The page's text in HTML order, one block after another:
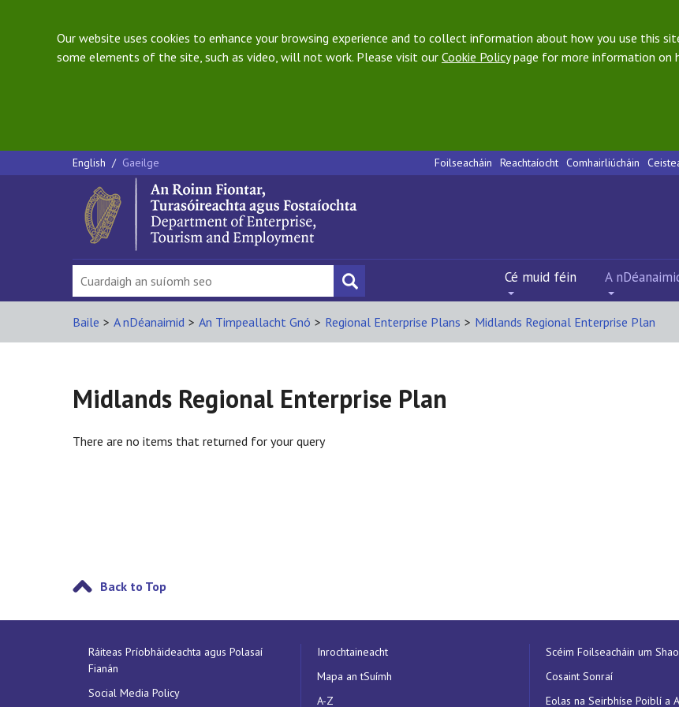
Our website uses cookies to enhance your browsing experience and to collect information about how you use this
some elements of the site, such as video, will not work. Please visit our Cookie Policypage for more information on
English / Gaeilge Foilseacháin Reachtaíocht Comhairliúcháin
Cé muid féin A
Baile > A nDéanaimid > An Timpeallacht Gnó > Regional Enterprise Plans > Midlands Regional Enterprise Plan
Midlands Regional Enterprise Plan
There are no items that returned for your query
Back to Top
Ráiteas Príobháideachta agus Polasaí
Fianán
Social Media Policy
Inrochtaineacht
Mapa an tSuímh
A-Z
Scéim Foilseacháin um
Cosaint Sonraí
Eolas na Seirbhíse Poiblí a